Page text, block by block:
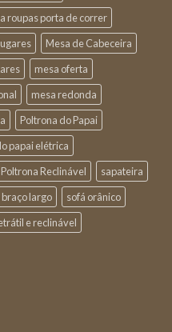
roupas porta de correr
Mesa de Cabeceira
mesa oferta
mesa redonda
Poltrona do Papai
papai elétrica
Poltrona Reclinável
sapateira
braço largo
sofá orânico
e reclinável